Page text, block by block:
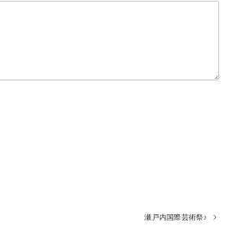
瀬戸内国際芸術祭♪